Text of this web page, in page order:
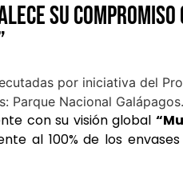
su
con su visión global
al 100% de los